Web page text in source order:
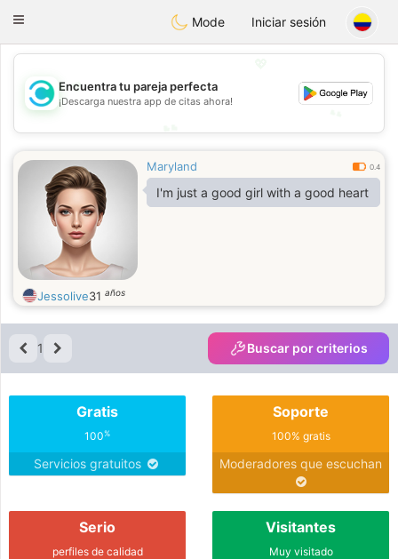
olombiaCitas
Toggle
Mode Iniciar sesión
💖
💕
Encuentra tu pareja perfecta
¡Descarga nuestra app de citas ahora!
Maryland 0.4
I'm just a good girl with a good heart
Jessolive31 años
1 Buscar por criterios
Gratis
100%
Servicios gratuitos
Soporte
100% gratis
Moderadores que escuchan
Serio
perfiles de calidad
Visitantes
Muy visitado